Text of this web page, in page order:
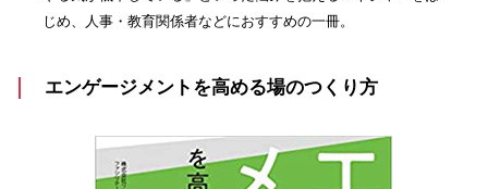
じめ、人事・教育関係者などにおすすめの一冊。
エンゲージメントを高める場のつくり方